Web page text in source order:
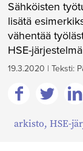
Sähköisten
lisätä
vähentää
HSE-
19.3.2020 | Teksti:
Jaa
Jaa
Twitterissä
Jaa
arkisto, HSE-